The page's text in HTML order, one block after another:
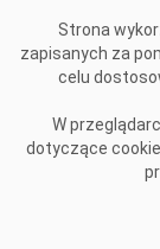
Strona
zapisanych za
celu
W
dotyczące